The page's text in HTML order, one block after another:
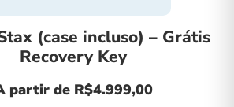
(case incluso) – Grátis
Recovery Key
partir de R$4.999,00